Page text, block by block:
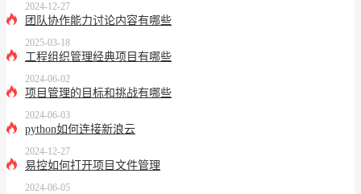
2024-12-27
团队协作能力讨论内容有哪些
2025-03-18
工程组织管理经典项目有哪些
2024-06-02
项目管理的目标和挑战有哪些
2024-06-03
python如何连接新浪云
2024-12-27
易控如何打开项目文件管理
2024-06-05